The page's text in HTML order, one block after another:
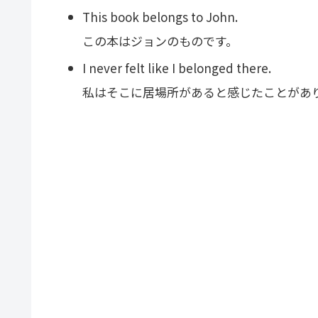
This book belongs to John.
この本はジョンのものです。
I never felt like I belonged there.
私はそこに居場所があると感じたことがあ